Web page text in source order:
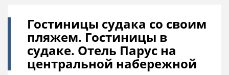
Гостиницы судака со своим
пляжем. Гостиницы в
судаке. Отель Парус на
центральной набережной